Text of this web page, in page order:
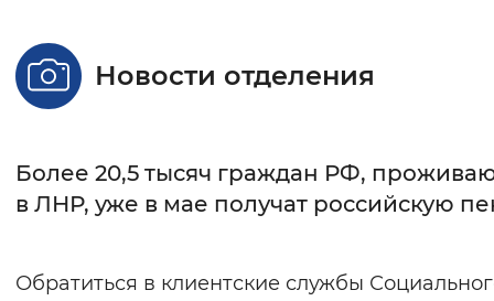
Стандартный Увеличенный
Без засечек С засечками
Нормальный Увеличенный
Новости отделения
Более 20,5 тысяч граждан РФ,
в ЛНР, уже в мае получат российскую
Обратиться в клиентские службы